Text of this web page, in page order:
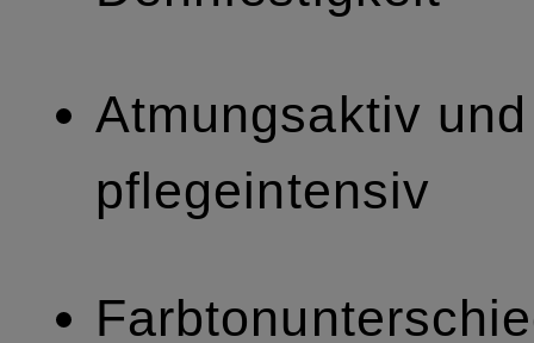
Atmungsaktiv und
pflegeintensiv